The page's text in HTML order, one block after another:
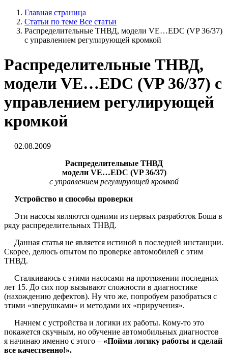
Главная страница
Статьи по теме Все статьи
Распределительные ТНВД, модели VE…EDC (VP 36/37)
с управлением регулирующей кромкой
Распределительные ТНВД,
модели VE…EDC (VP 36/37) с
управлением регулирующей
кромкой
02.08.2009
Распределительные ТНВД
модели VE…EDC (VP 36/37)
с управлением регулирующей кромкой
Устройство и способы проверки
Эти насосы являются одними из первых разработок Боша в
ряду распределительных ТНВД.
Данная статья не является истиной в последней инстанции.
Скорее, делюсь опытом по проверке автомобилей с этим
ТНВД.
Сталкиваюсь с этими насосами на протяжении последних
лет 15. До сих пор вызывают сложности в диагностике
(нахождению дефектов). Ну что же, попробуем разобраться с
этими «зверушками» и методами их «приручения».
Начнем с устройства и логики их работы. Кому-то это
покажется скучным, но обучение автомобильных диагностов
я начинаю именно с этого – «Пойми логику работы и сделай
все качественно!».